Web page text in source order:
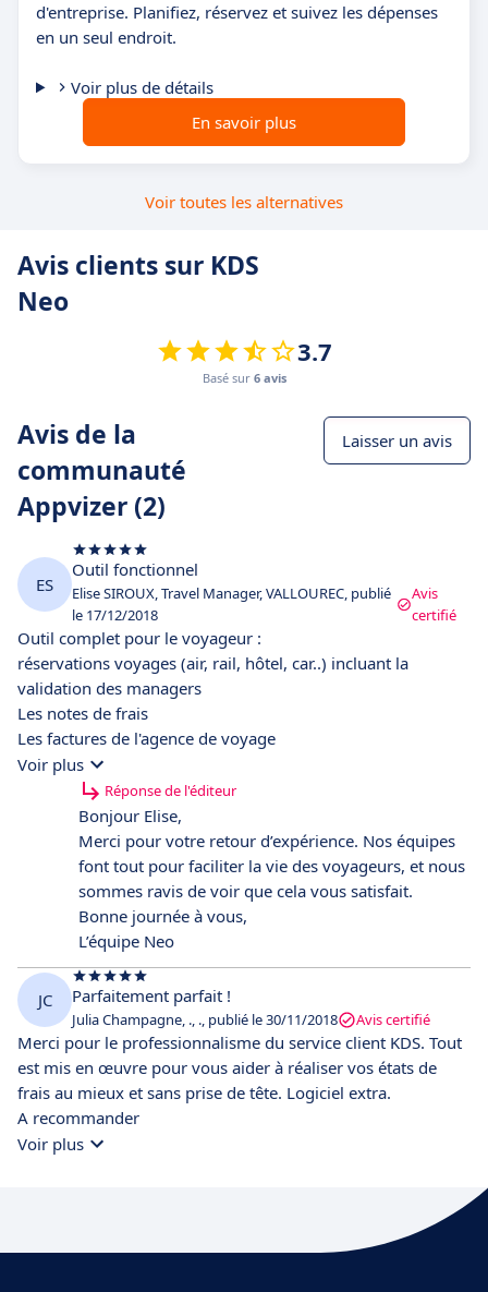
d'entreprise. Planifiez, réservez et suivez les dépenses
en un seul endroit.
Voir plus de détails
En savoir plus
Voir toutes les alternatives
Avis clients sur KDS
Neo
3.7
Basé sur 6 avis
Avis de la
communauté
Appvizer (2)
Laisser un avis
ES
Outil fonctionnel
Elise SIROUX, Travel Manager, VALLOUREC, publié
le 17/12/2018
Avis
certifié
Outil complet pour le voyageur :
réservations voyages (air, rail, hôtel, car..) incluant la
validation des managers
Les notes de frais
Les factures de l'agence de voyage
Voir plus
Réponse de l'éditeur
Bonjour Elise,
Merci pour votre retour d’expérience. Nos équipes
font tout pour faciliter la vie des voyageurs, et nous
sommes ravis de voir que cela vous satisfait.
Bonne journée à vous,
L’équipe Neo
JC Parfaitement parfait !
Julia Champagne, ., ., publié le 30/11/2018 Avis certifié
Merci pour le professionnalisme du service client KDS. Tout
est mis en œuvre pour vous aider à réaliser vos états de
frais au mieux et sans prise de tête. Logiciel extra.
A recommander
Voir plus